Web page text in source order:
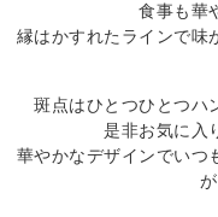
食事も華
縁はかすれたラインで味
斑点はひとつひとつハ
是非お気に入
華やかなデザインでいつ